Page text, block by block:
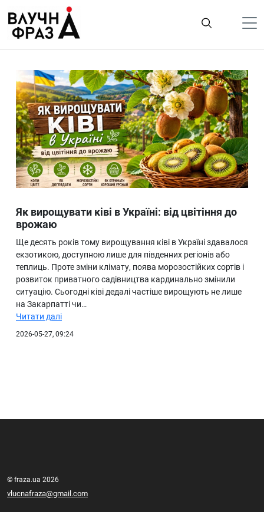
содержимому
Гроші
Життя
Лайфстайл
ТехноНаука
Людина
Ukraine
Про нас
Як вирощувати ківі в Україні: від цвітіння до
врожаю
Ще десять років тому вирощування ківі в Україні здавалося
екзотикою, доступною лише для південних регіонів або
теплиць. Проте зміни клімату, поява морозостійких сортів і
розвиток приватного садівництва кардинально змінили
ситуацію. Сьогодні ківі дедалі частіше вирощують не лише
на Закарпатті чи…
Читати далі
2026-05-27, 09:24
© fraza.ua 2026
vlucnafraza@gmail.com